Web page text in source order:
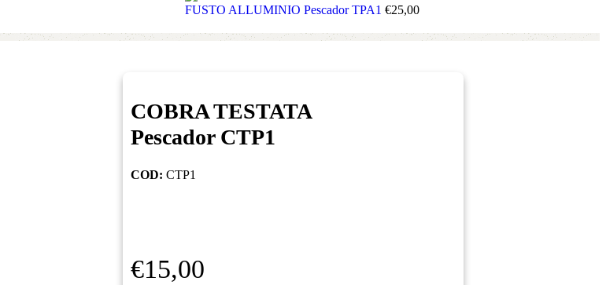
FUSTO ALLUMINIO Pescador TPA1 €25,00
COBRA TESTATA
Pescador CTP1
COD: CTP1
€15,00